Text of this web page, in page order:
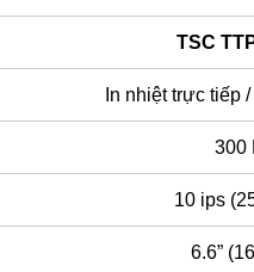
TSC
In nhiệt trực tiếp
300
10 ips
6.6”